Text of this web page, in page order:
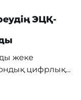
ЭЦҚ-
жеке
цифрлық
тарту